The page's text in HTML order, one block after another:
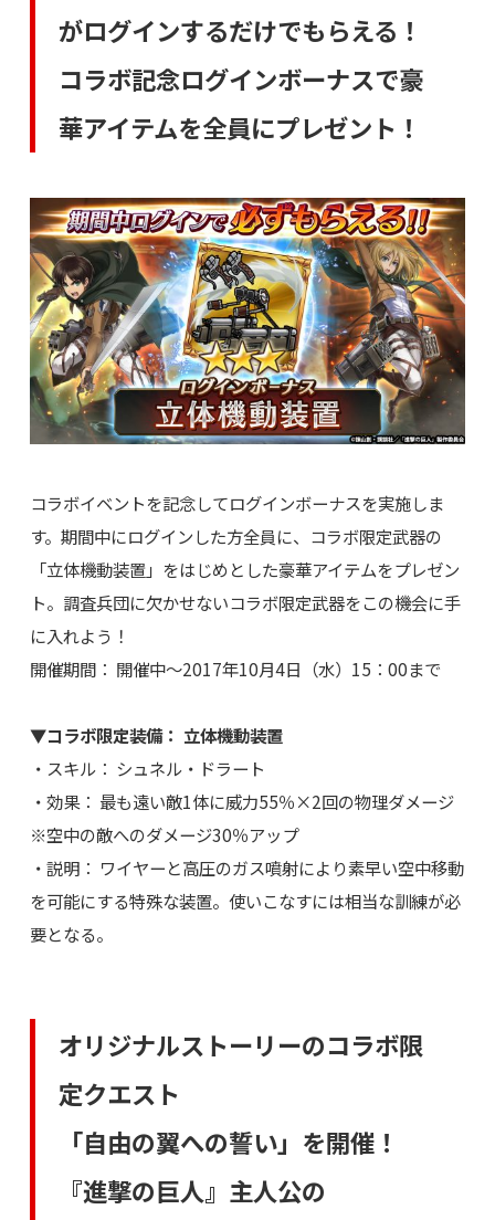
がログインするだけでもらえる！
コラボ記念ログインボーナスで豪
華アイテムを全員にプレゼント！
コラボイベントを記念してログインボーナスを実施しま
す。期間中にログインした方全員に、コラボ限定武器の
「立体機動装置」をはじめとした豪華アイテムをプレゼン
ト。調査兵団に欠かせないコラボ限定武器をこの機会に手
に入れよう！
開催期間： 開催中～2017年10月4日（水）15：00まで
▼コラボ限定装備： 立体機動装置
・スキル： シュネル・ドラート
・効果： 最も遠い敵1体に威力55％×2回の物理ダメージ
※空中の敵へのダメージ30％アップ
・説明： ワイヤーと高圧のガス噴射により素早い空中移動
を可能にする特殊な装置。使いこなすには相当な訓練が必
要となる。
オリジナルストーリーのコラボ限
定クエスト
「自由の翼への誓い」を開催！
『進撃の巨人』主人公の